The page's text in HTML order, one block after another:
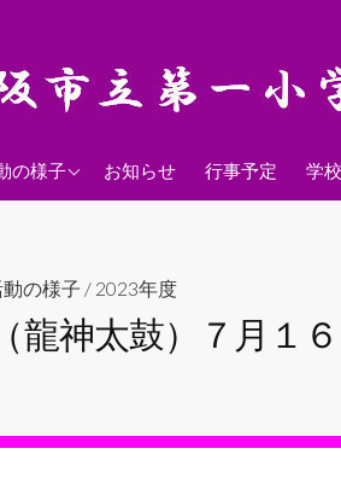
の様子 お知らせ 行事予定 学
の様子 / 2023年度
龍神太鼓）７月１